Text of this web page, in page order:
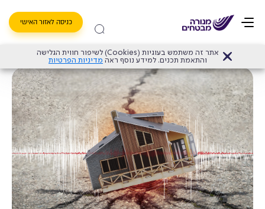
כניסה לאזור האישי
אתר זה משתמש בעוגיות (Cookies) לשיפור חווית הגלישה
והתאמת תכנים. למידע נוסף ראה מדיניות הפרטיות
> ביטוח רעידת אדמה: כיצד הוא מגן על הדירה שלך?